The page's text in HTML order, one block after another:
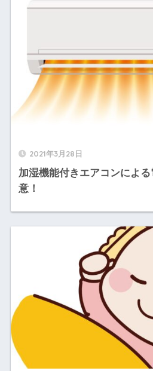
2021年3月28日
加湿機能付きエアコンによ
意！